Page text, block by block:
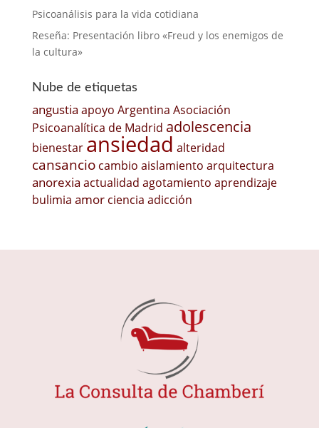
Psicoanálisis para la vida cotidiana
Reseña: Presentación libro «Freud y los enemigos de
la cultura»
Nube de etiquetas
angustia apoyo Argentina Asociación
Psicoanalítica de Madrid adolescencia
bienestar ansiedad alteridad
cansancio cambio aislamiento arquitectura
anorexia actualidad agotamiento aprendizaje
bulimia amor ciencia adicción